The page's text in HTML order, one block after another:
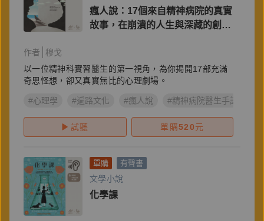
瘋人說：17個來自精神病院的真實
故事，在崩潰的人生與深藏的創傷
作者
穆戈
以一位精神科實習醫生的第一視角，為你揭開17部充滿
奇思怪想，卻又真實無比的心理劇場。
#心理學 #遍路文化 #瘋人說 #精神病院醫生手記
試聽 單購520元
單購 有聲書
文學小說
化學課